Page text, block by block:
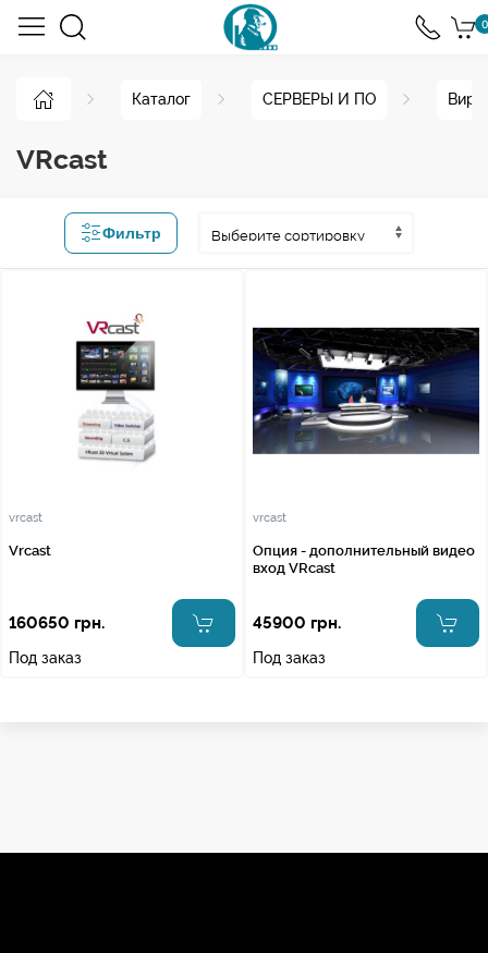
0
Каталог СЕРВЕРЫ И ПО
VRcast
Фильтр
vrcast
Vrcast
160650 грн.
Под заказ
vrcast
Опция - дополнительный видео
вход VRcast
45900 грн.
Под заказ